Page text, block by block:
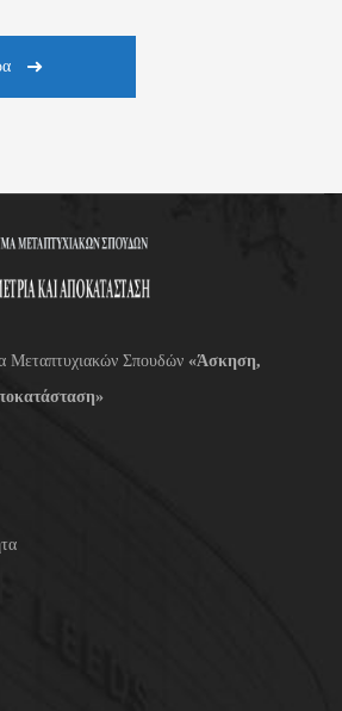
Μεταπτυχιακών Σπουδών «Άσκηση,